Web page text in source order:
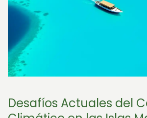
Desafíos Actuales del